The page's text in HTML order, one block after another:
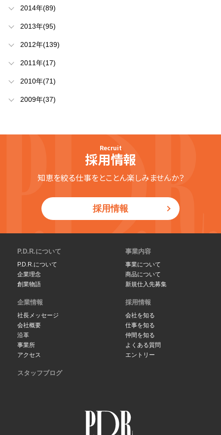
2014年(89)
2013年(95)
2012年(139)
2011年(17)
2010年(71)
2009年(37)
Recruit
採用情報
知恵を絞る仕事をとことん楽しみませんか？
採用情報
P.D.R.について
P.D.R.について
企業理念
創業物語
事業内容
事業について
商品について
新規仕入先募集
企業情報
社長メッセージ
会社概要
沿革
事業所
アクセス
採用情報
会社を知る
仕事を知る
仲間を知る
よくある質問
エントリー
スタッフブログ